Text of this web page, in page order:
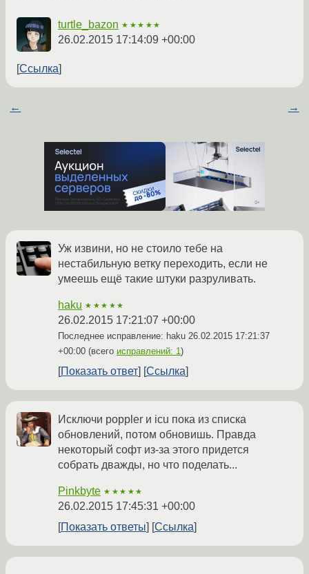
turtle_bazon ★★★★★
26.02.2015 17:14:09 +00:00
Ссылка
← →
Уж извини, но не стоило тебе на
нестабильную ветку переходить, если не
умеешь ещё такие штуки разруливать.
haku ★★★★★
26.02.2015 17:21:07 +00:00
Последнее исправление: haku 26.02.2015 17:21:37
+00:00 (всего исправлений: 1)
Показать ответ Ссылка
Исключи poppler и icu пока из списка
обновлений, потом обновишь. Правда
некоторый софт из-за этого придется
собрать дважды, но что поделать...
Pinkbyte ★★★★★
26.02.2015 17:45:31 +00:00
Показать ответы
Ссылка